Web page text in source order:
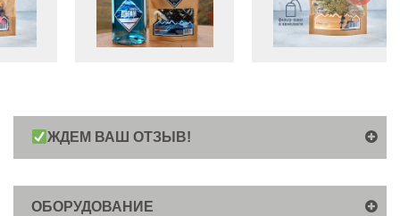
ЖДЕМ ВАШ ОТЗЫВ!
ОБОРУДОВАНИЕ